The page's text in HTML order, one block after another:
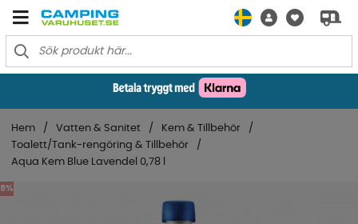
Hem Vatten & Sanitet
Kem & Tillbehör
Toalett/Tank-rengöring & Tillbehör
Aqua Kem Blue Lavendel 0,78 l
5